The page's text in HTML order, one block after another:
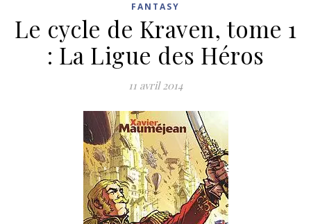
FANTASY
Le cycle de Kraven, tome 1
: La Ligue des Héros
11 avril 2014